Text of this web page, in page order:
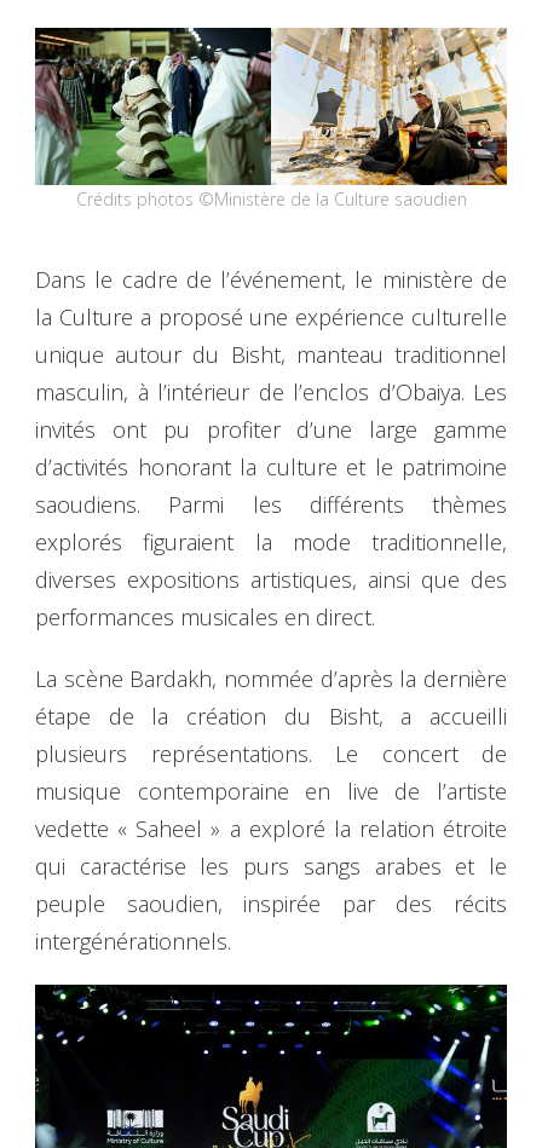
Crédits photos ©Ministère de la Culture saoudien
Dans le cadre de l’événement, le ministère de
la Culture a proposé une expérience culturelle
unique autour du Bisht, manteau traditionnel
masculin, à l’intérieur de l’enclos d’Obaiya. Les
invités ont pu profiter d’une large gamme
d’activités honorant la culture et le patrimoine
saoudiens. Parmi les différents thèmes
explorés figuraient la mode traditionnelle,
diverses expositions artistiques, ainsi que des
performances musicales en direct.
La scène Bardakh, nommée d’après la dernière
étape de la création du Bisht, a accueilli
plusieurs représentations. Le concert de
musique contemporaine en live de l’artiste
vedette « Saheel » a exploré la relation étroite
qui caractérise les purs sangs arabes et le
peuple saoudien, inspirée par des récits
intergénérationnels.